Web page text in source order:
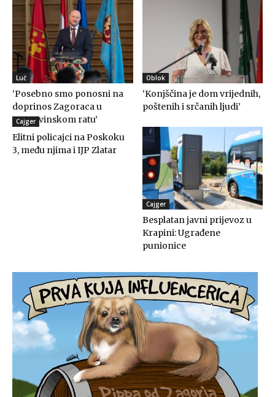
Luč
‘Posebno smo ponosni na
doprinos Zagoraca u
Domovinskom ratu’
Oblok
‘Konjščina je dom vrijednih,
poštenih i srčanih ljudi’
Cajger
Elitni policajci na Poskoku
3, među njima i IJP Zlatar
Cajger
Besplatan javni prijevoz u
Krapini: Ugrađene
punionice